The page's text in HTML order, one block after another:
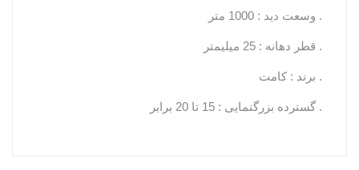
. وسعت دید : 1000 متر
. قطر دهانه : 25 میلیمتر
. برند : کامت
. گسترده بزرگنمایی : 15 تا 20 برابر